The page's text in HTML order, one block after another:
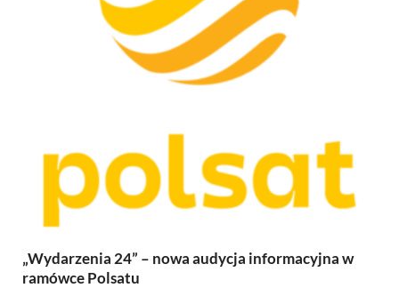
„Wydarzenia 24” – nowa audycja informacyjna w
ramówce Polsatu